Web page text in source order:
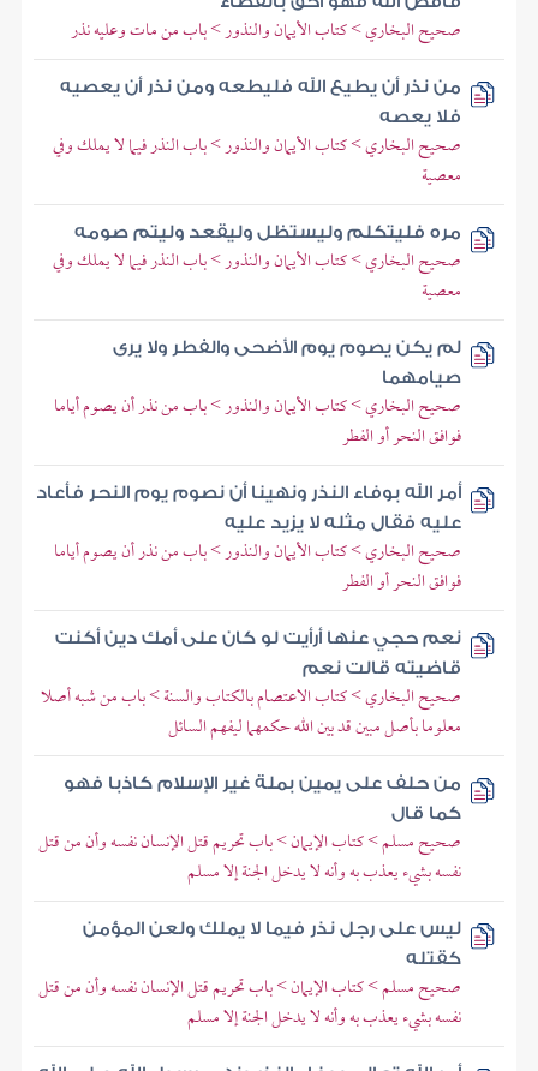
صحيح البخاري > كتاب الأيمان والنذور > باب من مات وعليه نذر
من نذر أن يطيع الله فليطعه ومن نذر أن يعصيه
فلا يعصه
صحيح البخاري > كتاب الأيمان والنذور > باب النذر فيما لا يملك وفي
معصية
مره فليتكلم وليستظل وليقعد وليتم صومه
صحيح البخاري > كتاب الأيمان والنذور > باب النذر فيما لا يملك وفي
معصية
لم يكن يصوم يوم الأضحى والفطر ولا يرى
صيامهما
صحيح البخاري > كتاب الأيمان والنذور > باب من نذر أن يصوم أياما
فوافق النحر أو الفطر
أمر الله بوفاء النذر ونهينا أن نصوم يوم النحر فأعاد
عليه فقال مثله لا يزيد عليه
صحيح البخاري > كتاب الأيمان والنذور > باب من نذر أن يصوم أياما
فوافق النحر أو الفطر
نعم حجي عنها أرأيت لو كان على أمك دين أكنت
قاضيته قالت نعم
صحيح البخاري > كتاب الاعتصام بالكتاب والسنة > باب من شبه أصلا
معلوما بأصل مبين قد بين الله حكمهما ليفهم السائل
من حلف على يمين بملة غير الإسلام كاذبا فهو
كما قال
صحيح مسلم > كتاب الإيمان > باب تحريم قتل الإنسان نفسه وأن من قتل
نفسه بشيء يعذب به وأنه لا يدخل الجنة إلا مسلم
ليس على رجل نذر فيما لا يملك ولعن المؤمن
كقتله
صحيح مسلم > كتاب الإيمان > باب تحريم قتل الإنسان نفسه وأن من قتل
نفسه بشيء يعذب به وأنه لا يدخل الجنة إلا مسلم